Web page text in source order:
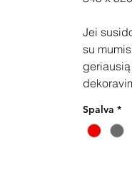
Jei
su
Spalva *